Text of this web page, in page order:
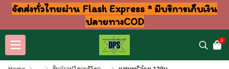
จัดส่งทั่วไทยผ่าน Flash Express * มีบริการเก็บเงิน
ปลายทางCOD
0